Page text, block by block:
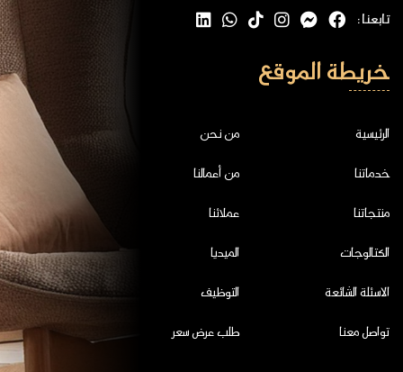
تابعنا :
خريطة الموقع
الرئيسية من نحن
خدماتنا من أعمالنا
منتجاتنا عملائنا
الكتالوجات الميديا
الاسئلة الشائعة التوظيف
تواصل معنا طلب عرض سعر